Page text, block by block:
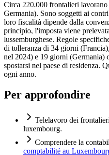
Circa 220.000 frontalieri
Germania). Sono soggetti ai
loro fiscalità dipende dalla
principio, l'imposta viene
lussemburghese. Regole
di tolleranza di 34 giorni
nel 2024) e 19 giorni (Germania)
spostarsi nel paese di residenza.
ogni anno.
Per approfondire
Telelavoro dei
luxembourg.
Comprendere la
comptabilité au